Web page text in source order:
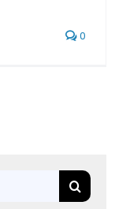
0